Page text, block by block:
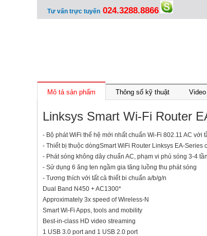
Tư vấn trực tuyến 024.3288.8866
Mô tả sản phẩm Thông số kỹ thuật Video
Linksys Smart Wi-Fi Router
- Bộ phát WiFi thế hệ mới nhất chuẩn Wi-Fi 802.11 AC với
- Thiết bị thuộc dòngSmart WiFi Router Linksys EA-
- Phát sóng không dây chuẩn AC, phạm vi phủ sóng 3-4
- Sử dụng 6 ăng ten ngầm gia tăng luồng thu phát sóng
- Tương thích với tất cả thiết bi chuẩn a/b/g/n
Dual Band N450 + AC1300*
Approximately 3x speed of Wireless-N
Smart Wi-Fi Apps, tools and mobility
Best-in-class HD video streaming
1 USB 3.0 port and 1 USB 2.0 port